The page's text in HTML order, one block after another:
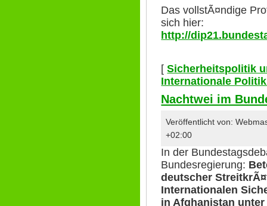
Das vollstÃ¤ndige
sich hier:
http://
[Sicherheitspolitik
Internationale
Nachtwei im
Veröffentlicht von:
+02:00
In der
Bundesregierung:
deutscher
Internationalen
in Afghanistan